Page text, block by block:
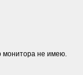
монитора не имею.